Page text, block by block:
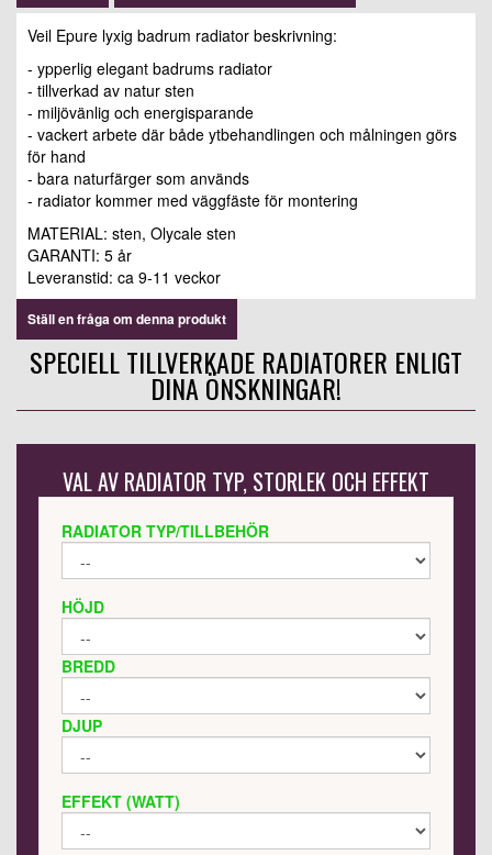
Veil Epure lyxig badrum radiator beskrivning:
- ypperlig elegant badrums radiator
- tillverkad av natur sten
- miljövänlig och energisparande
- vackert arbete där både ytbehandlingen och målningen görs
för hand
- bara naturfärger som används
- radiator kommer med väggfäste för montering
MATERIAL: sten, Olycale sten
GARANTI: 5 år
Leveranstid: ca 9-11 veckor
Ställ en fråga om denna produkt
SPECIELL TILLVERKADE RADIATORER ENLIGT
DINA ÖNSKNINGAR!
VAL AV RADIATOR TYP, STORLEK OCH EFFEKT
RADIATOR TYP/TILLBEHÖR
HÖJD
BREDD
DJUP
EFFEKT (WATT)